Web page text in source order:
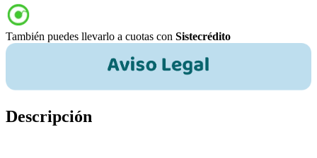
También puedes llevarlo a cuotas con Sistecrédito
Descripción